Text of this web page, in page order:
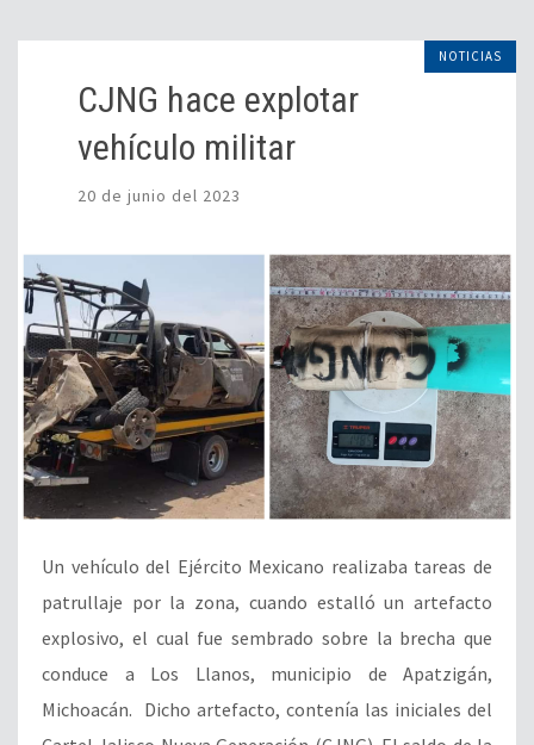
NOTICIAS
CJNG hace explotar
vehículo militar
20 de junio del 2023
Un vehículo del Ejército Mexicano realizaba tareas de
patrullaje por la zona, cuando estalló un artefacto
explosivo, el cual fue sembrado sobre la brecha que
conduce a Los Llanos, municipio de Apatzigán,
Michoacán. Dicho artefacto, contenía las iniciales del